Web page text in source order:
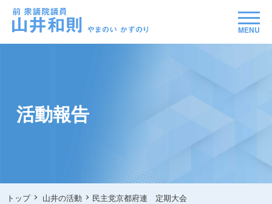
MENU
活動報告
トップ 山井の活動 民主党京都府連 定期大会